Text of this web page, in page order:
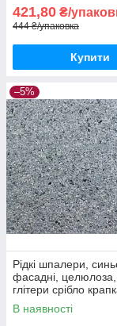
421,80 ₴/
444 ₴/упаковка
Купити
–5%
Рідкі шпалери,
фасадні, целюлоза,
глітери срібло
"Макс-Колор",Тип Ф/
В наявності